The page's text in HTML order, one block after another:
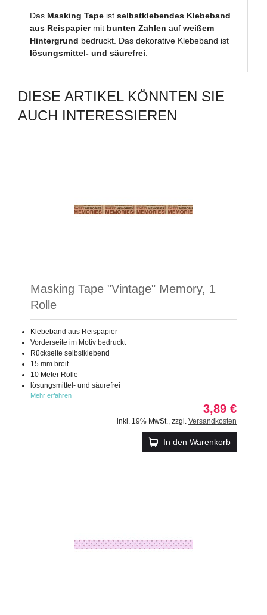
Das Masking Tape istselbstklebendes Klebeband
aus Reispapiermit bunten Zahlen aufweißem
Hintergrund bedruckt. Das dekorative Klebeband ist
lösungsmittel- und säurefrei.
DIESE ARTIKEL KÖNNTEN SIE
AUCH INTERESSIEREN
Masking Tape "Vintage" Memory, 1
Rolle
Klebeband aus Reispapier
Vorderseite im Motiv bedruckt
Rückseite selbstklebend
15 mm breit
10 Meter Rolle
lösungsmittel- und säurefrei
Mehr erfahren
3,89 €
inkl. 19% MwSt. zzgl. Versandkosten
In den Warenkorb